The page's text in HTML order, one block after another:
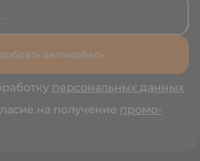
автомобиль
персональных данных
на получение промо-